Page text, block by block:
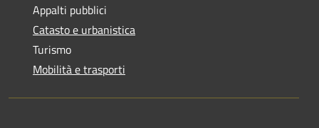
Appalti pubblici
Catasto e urbanistica
Turismo
Mobilità e trasporti